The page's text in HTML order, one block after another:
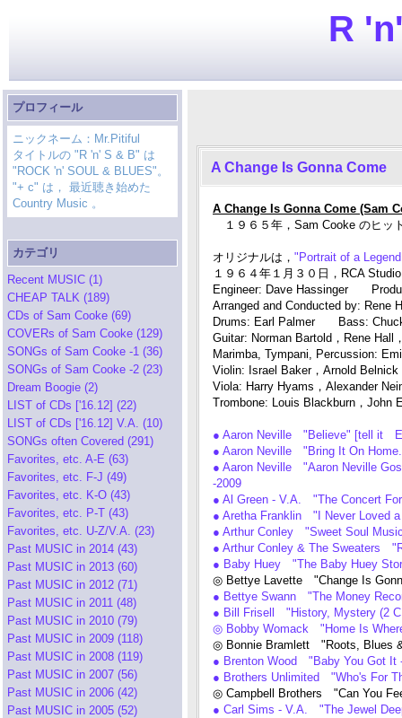
R
プロフィール
ニックネーム：Mr.Pitiful
タイトルの "R 'n' S & B" は
"ROCK 'n' SOUL & BLUES"。
"+ c" は， 最近聴き始めた
Country Music 。
カテゴリ
Recent MUSIC (1)
CHEAP TALK (189)
CDs of Sam Cooke (69)
COVERs of Sam Cooke (129)
SONGs of Sam Cooke -1 (36)
SONGs of Sam Cooke -2 (23)
Dream Boogie (2)
LIST of CDs ['16.12] (22)
LIST of CDs ['16.12] V.A. (10)
SONGs often Covered (291)
Favorites, etc. A-E (63)
Favorites, etc. F-J (49)
Favorites, etc. K-O (43)
Favorites, etc. P-T (43)
Favorites, etc. U-Z/V.A. (23)
Past MUSIC in 2014 (43)
Past MUSIC in 2013 (60)
Past MUSIC in 2012 (71)
Past MUSIC in 2011 (48)
Past MUSIC in 2010 (79)
Past MUSIC in 2009 (118)
Past MUSIC in 2008 (119)
Past MUSIC in 2007 (56)
Past MUSIC in 2006 (42)
Past MUSIC in 2005 (52)
A Change Is Gonna Come
A Change Is Gonna Come (Sam
１９６５年，Sam Cooke のヒッ
オリジナルは， "Portrait of a
１９６４年１月３０日，RCA
Engineer: Dave Hassinger
Arranged and Conducted by: Rene
Drums: Earl Palmer Bass:
Guitar: Norman Bartold，Rene Hall
Marimba, Tympani, Percussion:
Violin: Israel Baker，Arnold
Viola: Harry Hyams，Alexander
Trombone: Louis Blackburn，
● Aaron Neville "Believe" [tell it
● Aaron Neville "Bring It On
● Aaron Neville "Aaron Neville
-2009
● Al Green - V.A. "The Concert
● Aretha Franklin "I Never Loved
● Arthur Conley "Sweet Soul
● Arthur Conley & The Sweaters
● Baby Huey "The Baby Huey
◎ Bettye Lavette "Change Is
● Bettye Swann "The Money
● Bill Frisell "History, Mystery (2
◎ Bobby Womack "Home Is
◎ Bonnie Bramlett "Roots, Blues
● Brenton Wood "Baby You Got It
● Brothers Unlimited "Who's For
◎ Campbell Brothers "Can You
● Carl Sims - V.A. "The Jewel